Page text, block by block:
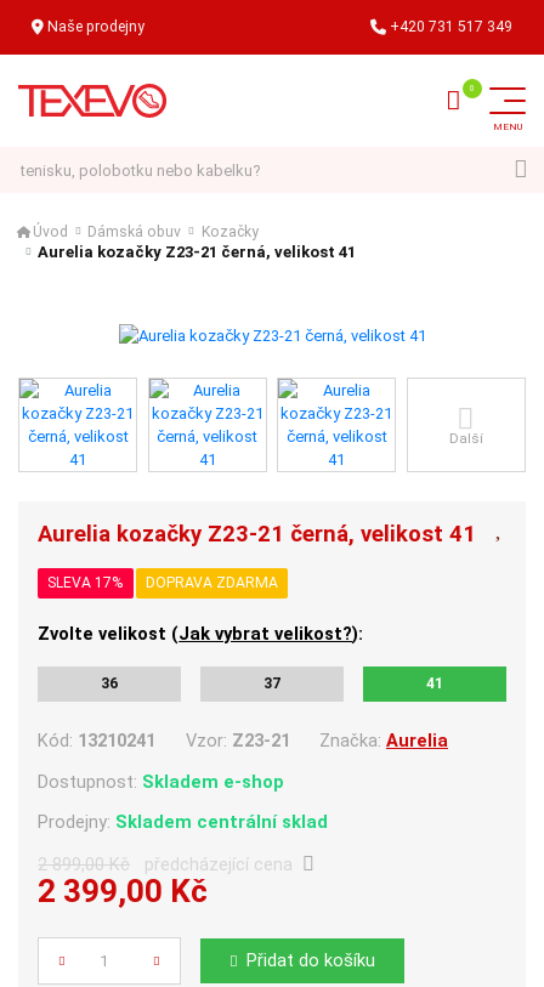
Naše prodejny +420 731 517 349
Úvod Dámská obuv Kozačky
Aurelia kozačky Z23-21 černá, velikost 41
Další
Aurelia kozačky Z23-21 černá, velikost 41
SLEVA 17% DOPRAVA ZDARMA
Zvolte velikost (Jak vybrat velikost?):
36 37 41
Kód: 13210241 Vzor: Z23-21 Značka: Aurelia
Dostupnost: Skladem e-shop
Prodejny: Skladem centrální sklad
2 899,00 Kč předcházející cena
2 399,00 Kč
Počet
Přidat do košíku